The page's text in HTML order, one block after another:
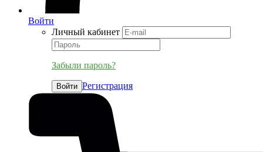
Войти
Личный кабинет
Забыли пароль?
Войти Регистрация